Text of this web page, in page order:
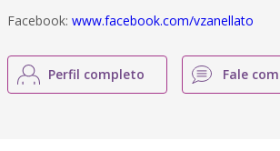
Facebook: www.facebook.com/vzanellato
Perfil completo Fale